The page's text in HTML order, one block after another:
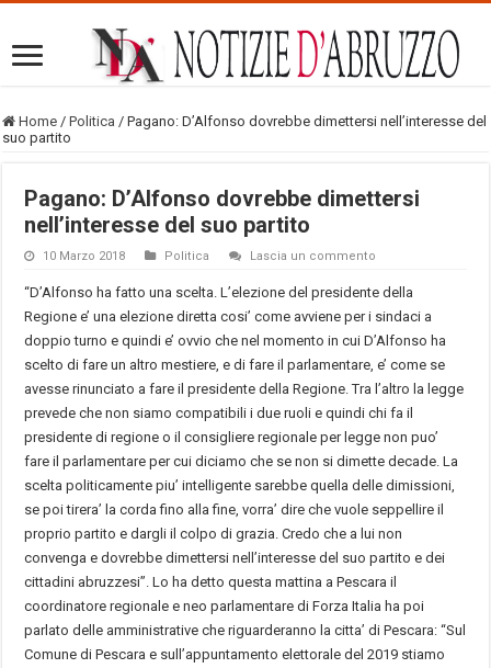
Home / Politica / Pagano: D’Alfonso dovrebbe dimettersi nell’interesse del
suo partito
Pagano: D’Alfonso dovrebbe dimettersi
nell’interesse del suo partito
10 Marzo 2018 Politica Lascia un commento
“D’Alfonso ha fatto una scelta. L’elezione del presidente della
Regione e’ una elezione diretta cosi’ come avviene per i sindaci a
doppio turno e quindi e’ ovvio che nel momento in cui D’Alfonso ha
scelto di fare un altro mestiere, e di fare il parlamentare, e’ come se
avesse rinunciato a fare il presidente della Regione. Tra l’altro la legge
prevede che non siamo compatibili i due ruoli e quindi chi fa il
presidente di regione o il consigliere regionale per legge non puo’
fare il parlamentare per cui diciamo che se non si dimette decade. La
scelta politicamente piu’ intelligente sarebbe quella delle dimissioni,
se poi tirera’ la corda fino alla fine, vorra’ dire che vuole seppellire il
proprio partito e dargli il colpo di grazia. Credo che a lui non
convenga e dovrebbe dimettersi nell’interesse del suo partito e dei
cittadini abruzzesi”. Lo ha detto questa mattina a Pescara il
coordinatore regionale e neo parlamentare di Forza Italia ha poi
parlato delle amministrative che riguarderanno la citta’ di Pescara: “Sul
Comune di Pescara e sull’appuntamento elettorale del 2019 stiamo